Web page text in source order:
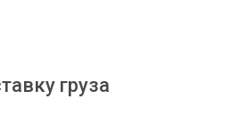
груза